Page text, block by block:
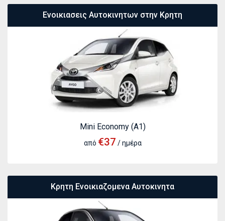
Ενοικιασεις Αυτοκινητων στην Κρητη
Mini Economy (A1)
από €37 / ημέρα
Κρητη Ενοικιαζομενα Αυτοκινητα